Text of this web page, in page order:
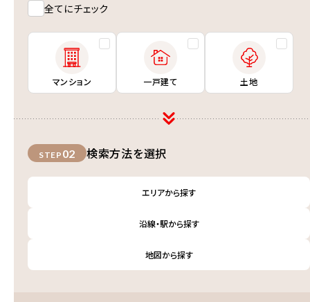
全てにチェック
マンション 一戸建て 土地
STEP 02 検索方法を選択
エリアから探す
沿線・駅から探す
地図から探す